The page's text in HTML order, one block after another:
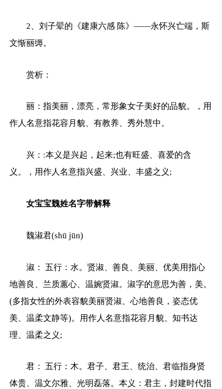
2、刘子翚的《建康六感 陈》——永怀兴亡端，斯
文惭丽缛。
赏析：
丽：指美丽，漂亮，常形象女子美好的品貌。，用
作人名意指花容月貌、有教养、秀外慧中。
兴：:本义是兴起，起来;也有旺盛、喜爱的含
义。，用作人名意指兴盛、兴业、丰盛之义;
女宝宝魏姓名字带解释
魏淑君(shū jūn)
淑： 五行：水。贤淑、善良、美丽、优美用指心
地善良、兰质蕙心、温婉贤淑。淑字的意思为善，美。
(多指女性的外表容貌美丽贤淑、心地善良，姿态优
美、温柔文静等)。用作人名意指花容月貌、知书达
理、温柔之义;
君： 五行：木。君子、君王、统治、君临指身贤
体贵、温文尔雅、光明磊落。本义：君主，封建时代指